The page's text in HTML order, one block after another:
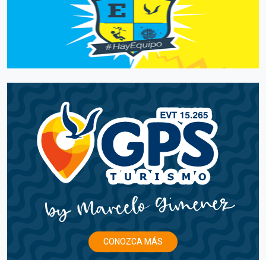
CONOZCA MÁS